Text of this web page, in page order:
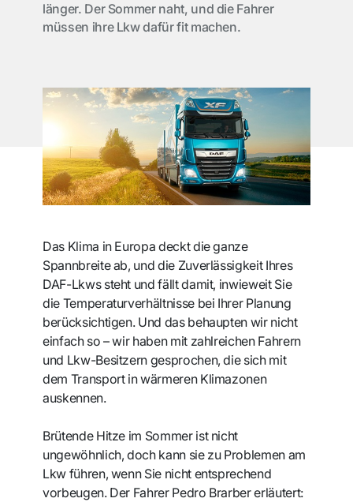
länger. Der Sommer naht, und die Fahrer
müssen ihre Lkw dafür fit machen.
Das Klima in Europa deckt die ganze
Spannbreite ab, und die Zuverlässigkeit Ihres
DAF-Lkws steht und fällt damit, inwieweit Sie
die Temperaturverhältnisse bei Ihrer Planung
berücksichtigen. Und das behaupten wir nicht
einfach so – wir haben mit zahlreichen Fahrern
und Lkw-Besitzern gesprochen, die sich mit
dem Transport in wärmeren Klimazonen
auskennen.
Brütende Hitze im Sommer ist nicht
ungewöhnlich, doch kann sie zu Problemen am
Lkw führen, wenn Sie nicht entsprechend
vorbeugen. Der Fahrer Pedro Brarber erläutert: